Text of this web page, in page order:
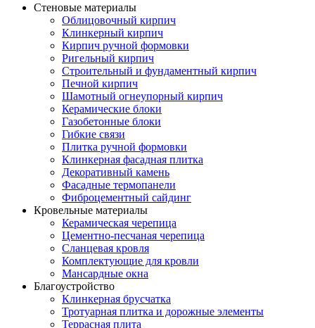
Стеновые материалы
Облицовочный кирпич
Клинкерный кирпич
Кирпич ручной формовки
Ригельный кирпич
Строительный и фундаментный кирпич
Печной кирпич
Шамотный огнеупорный кирпич
Керамические блоки
Газобетонные блоки
Гибкие связи
Плитка ручной формовки
Клинкерная фасадная плитка
Декоративный камень
Фасадные термопанели
Фиброцементный сайдинг
Кровельные материалы
Керамическая черепица
Цементно-песчаная черепица
Сланцевая кровля
Комплектующие для кровли
Мансардные окна
Благоустройство
Клинкерная брусчатка
Тротуарная плитка и дорожные элементы
Террасная плита